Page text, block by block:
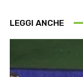
LEGGI ANCHE